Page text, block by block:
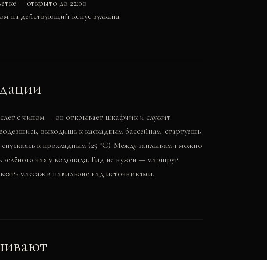
— открыто до 22:00
на действующий конус вулкана
с чипом — он открывает шкафчик и служит
выходишь к каскадным бассейнам: стартуешь
спускаясь к прохладным (25 °C). Между заплывами можно
зелёного чая у водопада. Гид не нужен — маршрут
массаж в павильоне над источниками.